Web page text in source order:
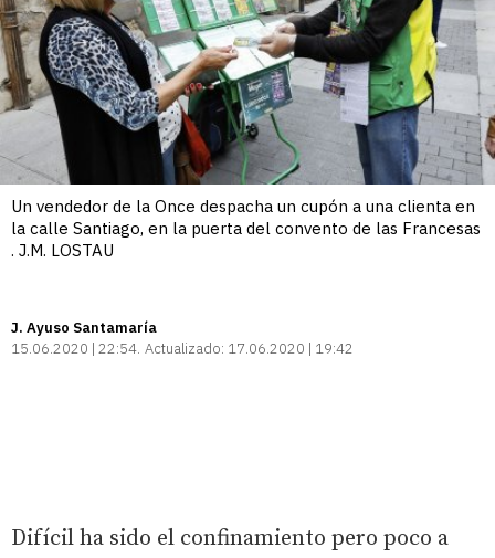
Un vendedor de la Once despacha un cupón a una clienta en
la calle Santiago, en la puerta del convento de las Francesas
. J.M. LOSTAU
J. Ayuso Santamaría
15.06.2020 | 22:54 Actualizado: 17.06.2020 | 19:42
Difícil ha sido el confinamiento pero poco a